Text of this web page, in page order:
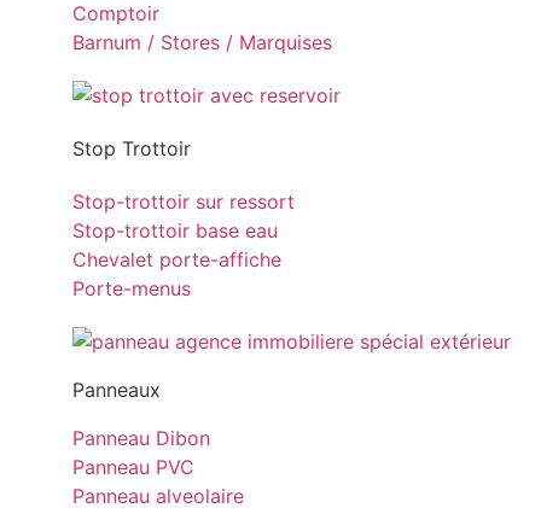
Comptoir
Barnum / Stores / Marquises
Stop Trottoir
Stop-trottoir sur ressort
Stop-trottoir base eau
Chevalet porte-affiche
Porte-menus
Panneaux
Panneau Dibon
Panneau PVC
Panneau alveolaire